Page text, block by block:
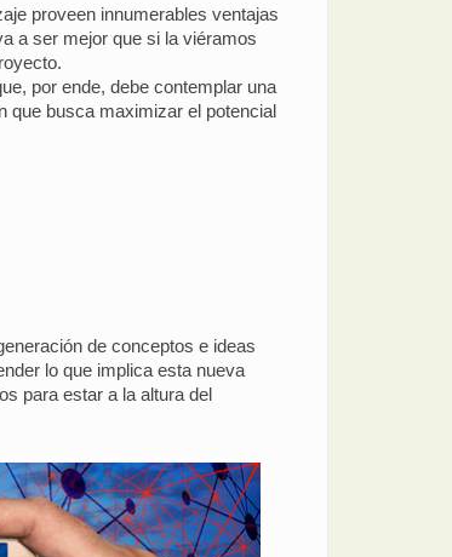
proveen innumerables ventajas
a ser mejor que si la viéramos
por ende, debe contemplar una
que busca maximizar el potencial
de conceptos e ideas
lo que implica esta nueva
para estar a la altura del